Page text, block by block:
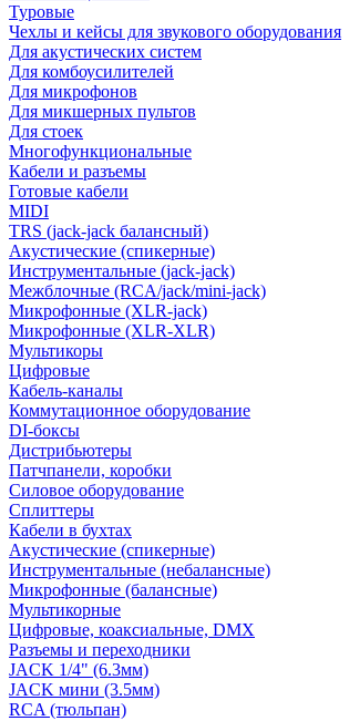
Туровые
Чехлы и кейсы для звукового оборудования
Для акустических систем
Для комбоусилителей
Для микрофонов
Для микшерных пультов
Для стоек
Многофункциональные
Кабели и разъемы
Готовые кабели
MIDI
TRS (jack-jack балансный)
Акустические (спикерные)
Инструментальные (jack-jack)
Межблочные (RCA/jack/mini-jack)
Микрофонные (XLR-jack)
Микрофонные (XLR-XLR)
Мультикоры
Цифровые
Кабель-каналы
Коммутационное оборудование
DI-боксы
Дистрибьютеры
Патчпанели, коробки
Силовое оборудование
Сплиттеры
Кабели в бухтах
Акустические (спикерные)
Инструментальные (небалансные)
Микрофонные (балансные)
Мультикорные
Цифровые, коаксиальные, DMX
Разъемы и переходники
JACK 1/4" (6.3мм)
JACK мини (3.5мм)
RCA (тюльпан)